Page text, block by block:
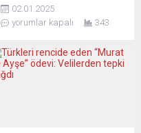
Akın, 2025 yılına yepyeni bir
gösteri ile “merhaba” diyor.
yeni oyununun ilk
gösterimleri, Almanya’da
02.01.2025
yorumlar kapalı
343